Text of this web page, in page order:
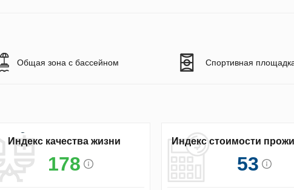
Общая зона с бассейном Спортивная
Индекс качества жизни
178
Индекс стоимости
53